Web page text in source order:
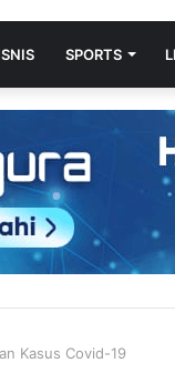
SPORTS
Kasus Covid-19